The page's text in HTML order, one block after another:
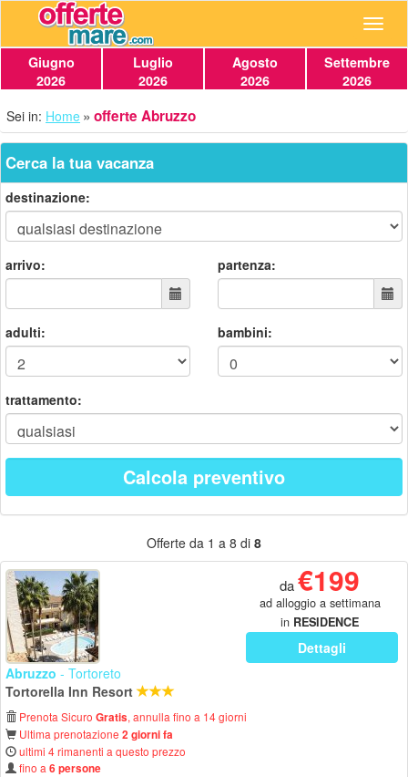
Giugno
2026
Luglio
2026
Agosto
2026
Settembre
2026
Sei in: Home offerte Abruzzo
Cerca la tua vacanza
destinazione:
arrivo: partenza:
adulti: bambini:
trattamento:
Calcola preventivo
Offerte da 1 a 8 di 8
da€199
ad alloggio a settimana
in RESIDENCE
Dettagli
Abruzzo - Tortoreto
Tortorella Inn Resort
Prenota Sicuro Gratis, annulla fino a 14 giorni
Ultima prenotazione 2 giorni fa
ultimi 4 rimanenti a questo prezzo
fino a 6 persone